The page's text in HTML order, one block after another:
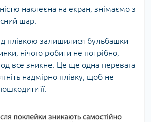
наклеєна на екран, знімаємо з
шар.
плівкою залишилися бульбашки
нічого робити не потрібно,
все зникне. Це ще одна перевага
надмірно плівку, щоб не
її.